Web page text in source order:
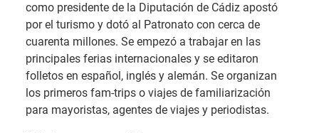
como presidente de la Diputación de Cádiz apostó
por el turismo y dotó al Patronato con cerca de
cuarenta millones. Se empezó a trabajar en las
principales ferias internacionales y se editaron
folletos en español, inglés y alemán. Se organizan
los primeros fam-trips o viajes de familiarización
para mayoristas, agentes de viajes y periodistas.